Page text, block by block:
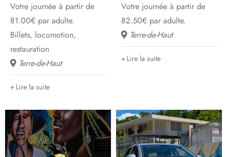
Votre journée à partir de
81.00€ par adulte.
Billets, locomotion,
restauration
Terre-de-Haut
Lire la suite
Votre journée à partir de
82.50€ par adulte.
Terre-de-Haut
Lire la suite